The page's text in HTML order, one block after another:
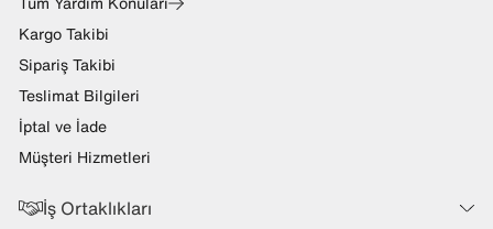
Kargo Takibi
Sipariş Takibi
Teslimat Bilgileri
İptal ve İade
Müşteri Hizmetleri
İş Ortaklıkları